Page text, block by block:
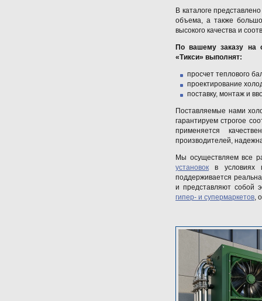
В каталоге
объема, а также
высокого качества и
По вашему заказу на
«Тикси» выполнят:
просчет теплового
проектирование
поставку, монтаж и
Поставляемые нами
гарантируем строгое
применяется
производителей,
Мы осуществляем все
установок в условиях
поддерживается
и представляют собой
гипер- и супермаркетов,